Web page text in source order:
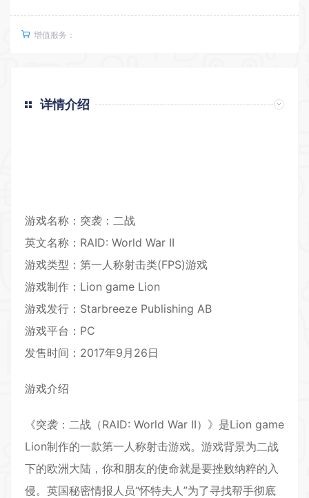
增值服务：
详情介绍
游戏名称：突袭：二战
英文名称：RAID: World War II
游戏类型：第一人称射击类(FPS)游戏
游戏制作：Lion game Lion
游戏发行：Starbreeze Publishing AB
游戏平台：PC
发售时间：2017年9月26日
游戏介绍
《突袭：二战（RAID: World War II）》是Lion game
Lion制作的一款第一人称射击游戏。游戏背景为二战
下的欧洲大陆，你和朋友的使命就是要挫败纳粹的入
侵。英国秘密情报人员“怀特夫人”为了寻找帮手彻底